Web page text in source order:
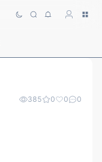
385 0 0 0